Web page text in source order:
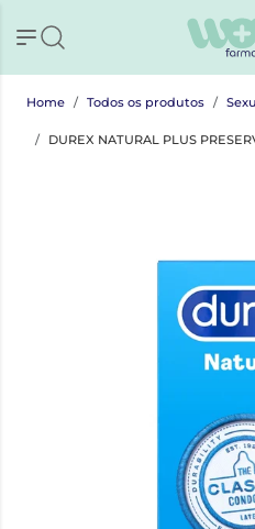
Home Todos os produtos
DUREX NATURAL PLUS